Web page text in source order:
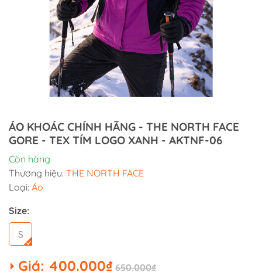
ÁO KHOÁC CHÍNH HÃNG - THE NORTH FACE
GORE - TEX TÍM LOGO XANH - AKTNF-06
Còn hàng
Thương hiệu: THE NORTH FACE
Loại: Áo
Size:
S
Giá: 400.000₫ 650.000₫